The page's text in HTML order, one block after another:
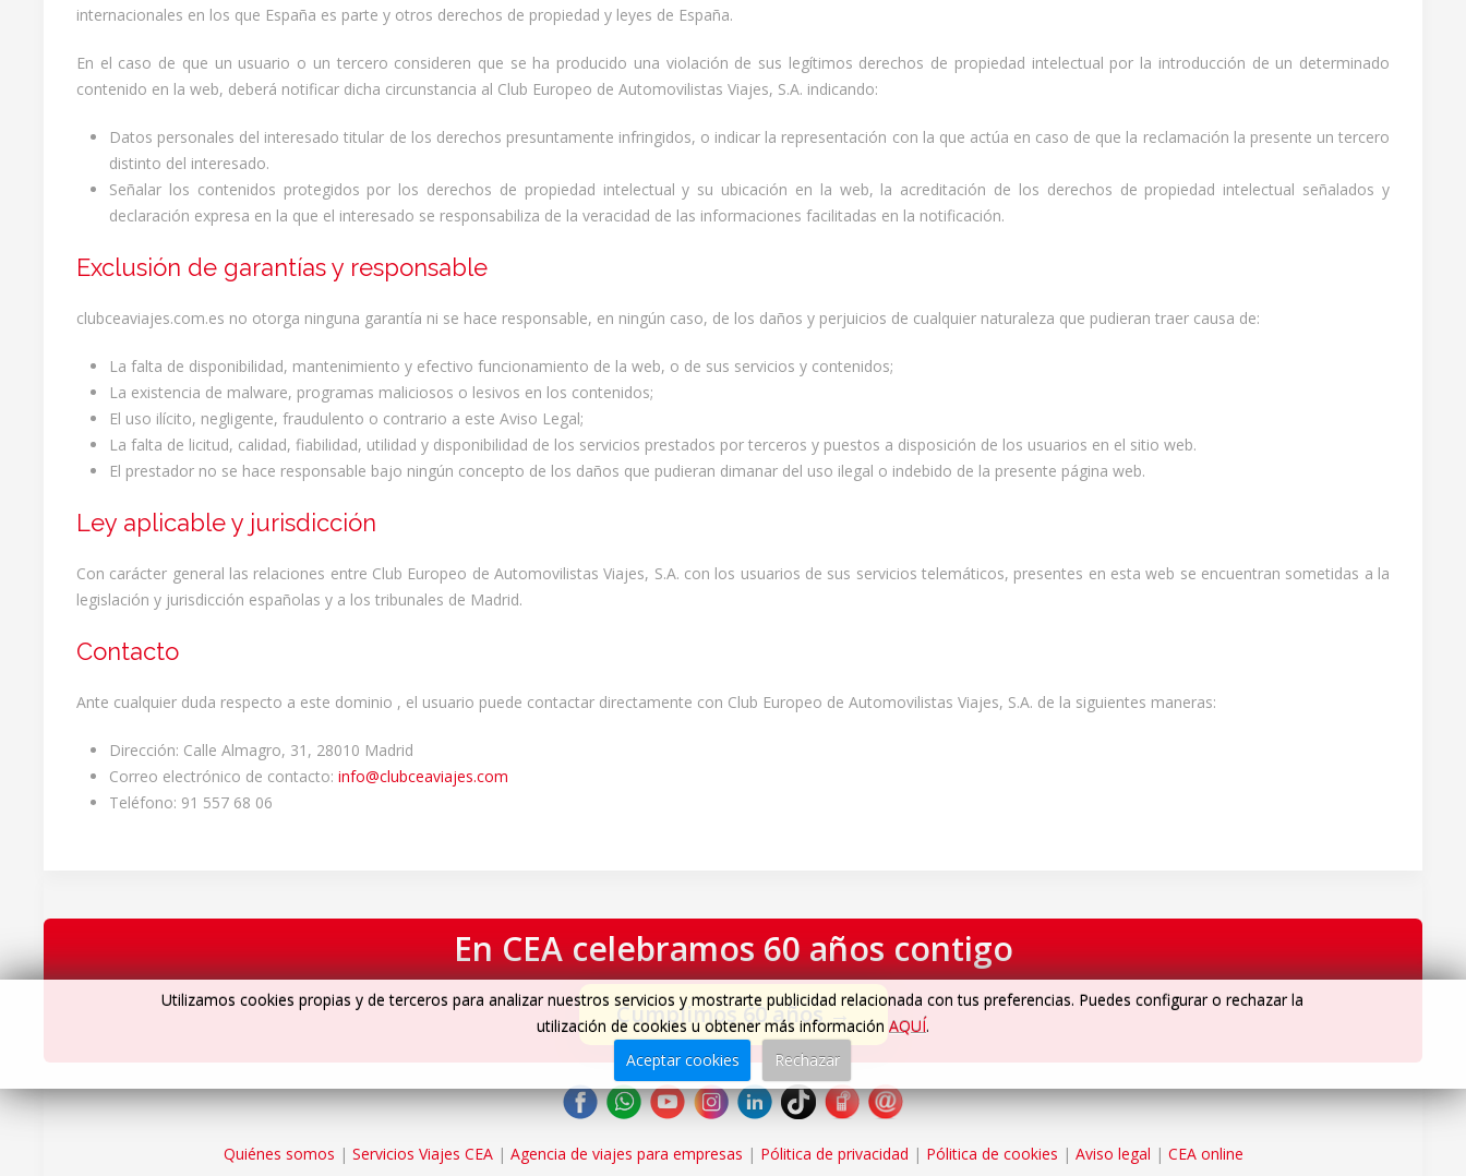
internacionales en los que España es parte y otros derechos de propiedad y leyes de España.
En el caso de que un usuario o un tercero consideren que se ha producido una violación de sus legítimos derechos de propiedad intelectual por la introducción de un determinado
contenido en la web, deberá notificar dicha circunstancia al Club Europeo de Automovilistas Viajes, S.A. indicando:
Datos personales del interesado titular de los derechos presuntamente infringidos, o indicar la representación con la que actúa en caso de que la reclamación la presente un tercero
distinto del interesado.
Señalar los contenidos protegidos por los derechos de propiedad intelectual y su ubicación en la web, la acreditación de los derechos de propiedad intelectual señalados y
declaración expresa en la que el interesado se responsabiliza de la veracidad de las informaciones facilitadas en la notificación.
Exclusión de garantías y responsable
clubceaviajes.com.es no otorga ninguna garantía ni se hace responsable, en ningún caso, de los daños y perjuicios de cualquier naturaleza que pudieran traer causa de:
La falta de disponibilidad, mantenimiento y efectivo funcionamiento de la web, o de sus servicios y contenidos;
La existencia de malware, programas maliciosos o lesivos en los contenidos;
El uso ilícito, negligente, fraudulento o contrario a este Aviso Legal;
La falta de licitud, calidad, fiabilidad, utilidad y disponibilidad de los servicios prestados por terceros y puestos a disposición de los usuarios en el sitio web.
El prestador no se hace responsable bajo ningún concepto de los daños que pudieran dimanar del uso ilegal o indebido de la presente página web.
Ley aplicable y jurisdicción
Con carácter general las relaciones entre Club Europeo de Automovilistas Viajes, S.A. con los usuarios de sus servicios telemáticos, presentes en esta web se encuentran sometidas a la
legislación y jurisdicción españolas y a los tribunales de Madrid.
Contacto
Ante cualquier duda respecto a este dominio , el usuario puede contactar directamente con Club Europeo de Automovilistas Viajes, S.A. de la siguientes maneras:
Dirección: Calle Almagro, 31, 28010 Madrid
Correo electrónico de contacto: info@clubceaviajes.com
Teléfono: 91 557 68 06
En CEA celebramos 60 años contigo
Cumplimos 60 años→
Quiénes somos | Servicios Viajes CEA| Agencia de viajes para empresas | Pólitica de privacidad | Pólitica de cookies | Aviso legal | CEA online
Utilizamos cookies propias y de terceros para analizar nuestros servicios y mostrarte publicidad relacionada con tus preferencias. Puedes configurar o rechazar la
utilización de cookies u obtener más información AQUÍ.
Aceptar cookies
Rechazar